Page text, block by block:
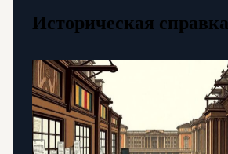
Историческая справка